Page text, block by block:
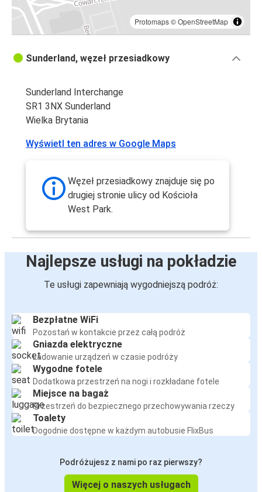
Protomaps©OpenStreetMap
Sunderland, węzeł przesiadkowy
Sunderland Interchange
SR1 3NX Sunderland
Wielka Brytania
Wyświetl ten adres w Google Maps
Węzeł przesiadkowy znajduje się po
drugiej stronie ulicy od Kościoła
West Park.
Najlepsze usługi na pokładzie
Te usługi zapewniają wygodniejszą podróż:
Bezpłatne WiFi
Pozostań w kontakcie przez całą podróż
Gniazda elektryczne
Ładowanie urządzeń w czasie podróży
Wygodne fotele
Dodatkowa przestrzeń na nogi i rozkładane fotele
Miejsce na bagaż
Przestrzeń do bezpiecznego przechowywania rzeczy
Toalety
Dogodnie dostępne w każdym autobusie FlixBus
Podróżujesz z nami po raz pierwszy?
Więcej o naszych usługach